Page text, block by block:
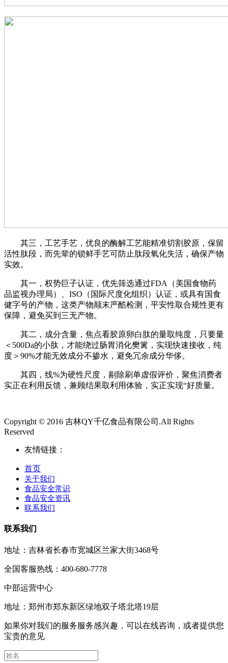
其三，工艺手艺，优良的酶解工艺能精准切割胶原，保留
活性肽段，而先辈的锁鲜手艺可防止肽段氧化失活，确保产物
实效。
其一，权势巨子认证，优先筛选通过FDA（美国食物药
品监视办理局）、ISO（国际尺度化组织）认证，或具有国食
健字号的产物，这类产物颠末严酷检测，平安性取合规性更有
保障，避免买到三无产物。
其二，成分含量，焦点看胶原卵白肽的量取纯度，只要量
＜500Da的小肽，才能绕过肠胃消化樊篱，实现快速接收，纯
度＞90%才能无效成分不掺水，避免冗余成分华侈。
其四，线%为硬性尺度，剔除刷单虚假评价，聚焦消费者
实正在利用反馈，兼顾结果取利用体验，实正实现“好质量。
Copyright © 2016 吉林QY千亿食品有限公司.All Rights
Reserved
友情链接：
首页
关于我们
食品安全常识
食品安全资讯
联系我们
联系我们
地址：吉林省长春市宽城区兰家大街3468号
全国客服热线：400-680-7778
中部运营中心
地址：郑州市郑东新区绿地双子塔北塔19层
如果你对我们的服务服务感兴趣，可以在线咨询，或者提供您
宝贵的意见